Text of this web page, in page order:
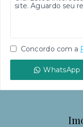
Concordo com a
WhatsApp